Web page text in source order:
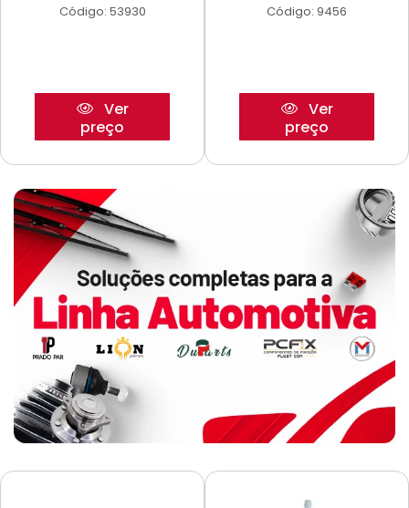
Código: 53930
Ver
preço
Código: 9456
Ver
preço